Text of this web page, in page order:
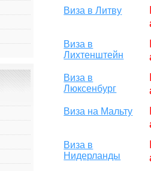
Виза в Литву
Виза в
Лихтенштейн
Виза в
Люксенбург
Виза на Мальту
Виза в
Нидерланды